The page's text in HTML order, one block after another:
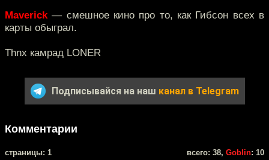
Maverick— смешное кино про то, как Гибсон всех в
карты обыграл.
Thnx камрад LONER
Подписывайся на наш канал в Telegram
Комментарии
cтраницы: 1 всего: 38, Goblin: 10